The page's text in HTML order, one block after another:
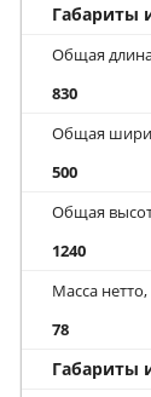
Габариты
Общая
830
Общая
500
Общая
1240
Масса нетто,
78
Габариты